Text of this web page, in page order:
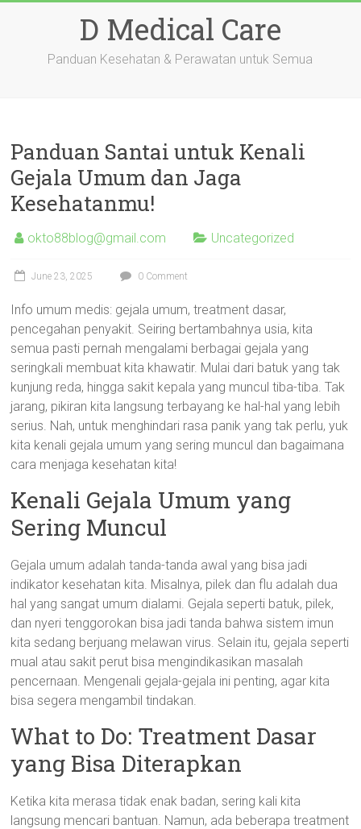
D Medical Care
Panduan Kesehatan & Perawatan untuk Semua
Panduan Santai untuk Kenali
Gejala Umum dan Jaga
Kesehatanmu!
okto88blog@gmail.com Uncategorized
June 23, 2025 0 Comment
Info umum medis: gejala umum, treatment dasar,
pencegahan penyakit. Seiring bertambahnya usia, kita
semua pasti pernah mengalami berbagai gejala yang
seringkali membuat kita khawatir. Mulai dari batuk yang tak
kunjung reda, hingga sakit kepala yang muncul tiba-tiba. Tak
jarang, pikiran kita langsung terbayang ke hal-hal yang lebih
serius. Nah, untuk menghindari rasa panik yang tak perlu, yuk
kita kenali gejala umum yang sering muncul dan bagaimana
cara menjaga kesehatan kita!
Kenali Gejala Umum yang
Sering Muncul
Gejala umum adalah tanda-tanda awal yang bisa jadi
indikator kesehatan kita. Misalnya, pilek dan flu adalah dua
hal yang sangat umum dialami. Gejala seperti batuk, pilek,
dan nyeri tenggorokan bisa jadi tanda bahwa sistem imun
kita sedang berjuang melawan virus. Selain itu, gejala seperti
mual atau sakit perut bisa mengindikasikan masalah
pencernaan. Mengenali gejala-gejala ini penting, agar kita
bisa segera mengambil tindakan.
What to Do: Treatment Dasar
yang Bisa Diterapkan
Ketika kita merasa tidak enak badan, sering kali kita
langsung mencari bantuan. Namun, ada beberapa treatment